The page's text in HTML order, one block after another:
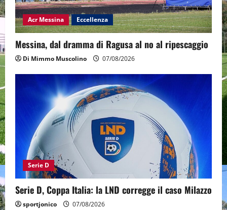
Acr Messina Eccellenza
Messina, dal dramma di Ragusa al no al ripescaggio
Di Mimmo Muscolino 07/08/2026
Serie D
Serie D, Coppa Italia: la LND corregge il caso Milazzo
sportjonico 07/08/2026